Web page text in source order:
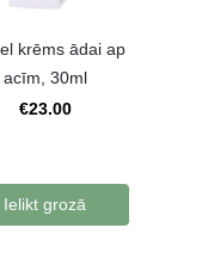
krēms ādai ap
acīm, 30ml
€23.00
Ielikt grozā